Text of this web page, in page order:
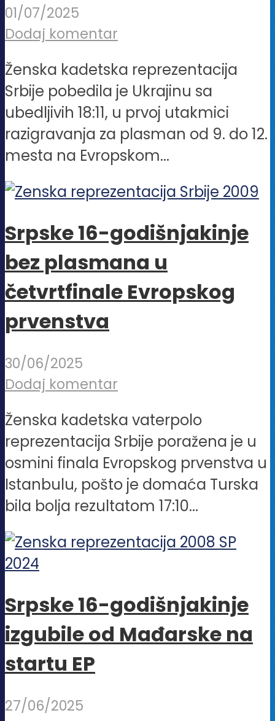
01/07/2025
Dodaj komentar
Ženska kadetska reprezentacija
Srbije pobedila je Ukrajinu sa
ubedljivih 18:11, u prvoj utakmici
razigravanja za plasman od 9. do 12.
mesta na Evropskom...
Srpske 16-godišnjakinje
bez plasmana u
četvrtfinale Evropskog
prvenstva
30/06/2025
Dodaj komentar
Ženska kadetska vaterpolo
reprezentacija Srbije poražena je u
osmini finala Evropskog prvenstva u
Istanbulu, pošto je domaća Turska
bila bolja rezultatom 17:10...
Srpske 16-godišnjakinje
izgubile od Mađarske na
startu EP
27/06/2025